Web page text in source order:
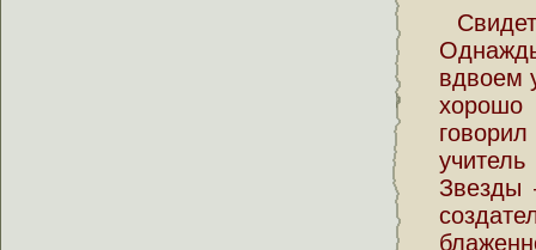
вдвоем
хорошо
Звезды